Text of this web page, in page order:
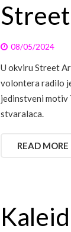
08/05/2024
U okviru Street
volontera radilo
jedinstveni motiv
stvaralaca.
READ MORE